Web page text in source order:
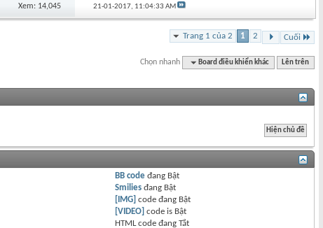
Xem: 14,045
21-01-2017, 11:04:33 AM
Trang 1 của 2 1 2 Cuối
Chọn nhanh Board điều khiển khác Lên trên
BB code đang Bật
Smilies đang Bật
[IMG] code đang Bật
[VIDEO] code is Bật
HTML code đangTắt